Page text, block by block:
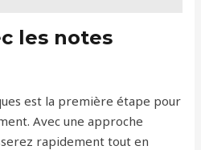
les notes
est la première étape pour
Avec une approche
rapidement tout en